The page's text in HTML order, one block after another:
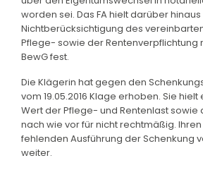
worden sei. Das FA hielt darüber
Nichtberücksichtigung des
Pflege- sowie der Rentenverpflichtung
BewG fest.
Die Klägerin hat gegen den
vom 19.05.2016 Klage erhoben. Sie
Wert der Pflege- und Rentenlast sowie
nach wie vor für nicht rechtmäßig.
fehlenden Ausführung der Schenkung
weiter.